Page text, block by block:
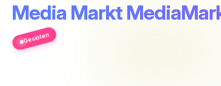
Media Markt
Gesloten